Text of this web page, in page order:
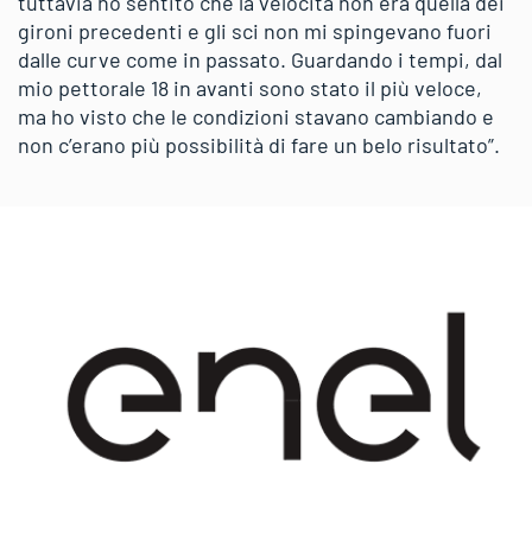
gironi precedenti e gli sci non mi spingevano fuori
dalle curve come in passato. Guardando i tempi, dal
mio pettorale 18 in avanti sono stato il più veloce,
ma ho visto che le condizioni stavano cambiando e
non c’erano più possibilità di fare un belo risultato”.